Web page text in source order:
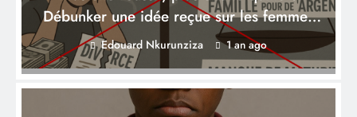
Débunker une idée reçue sur les femmes
puissantes
Edouard Nkurunziza 1 an ago